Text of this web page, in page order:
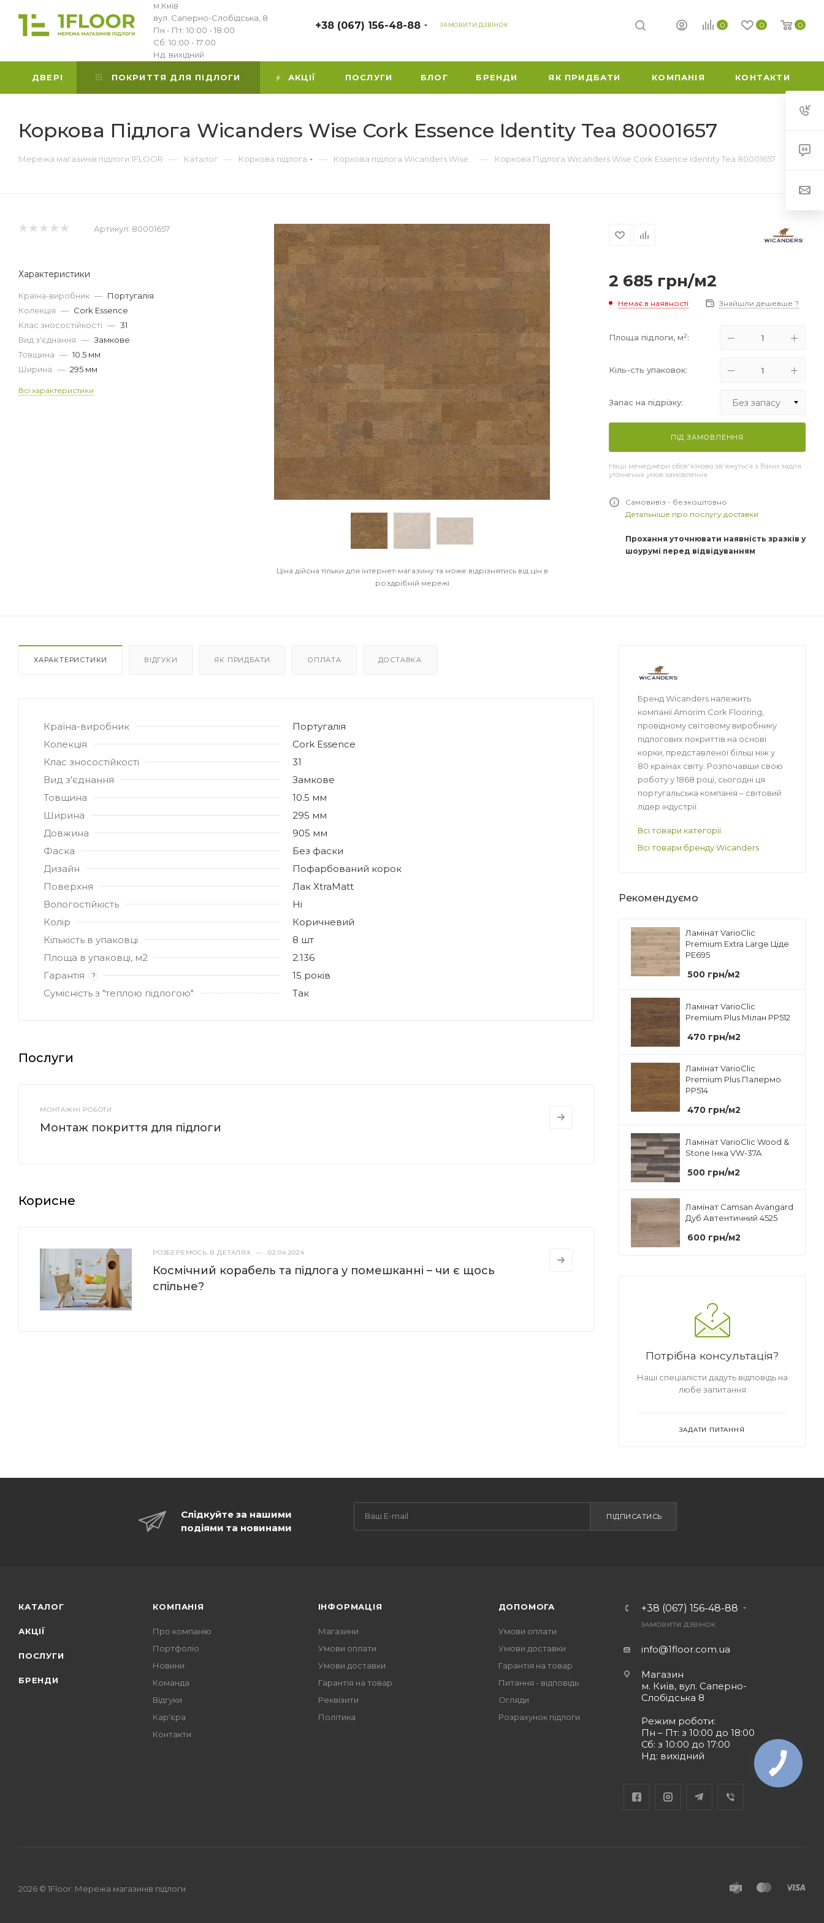
м.Київ
вул. Саперно-Слобідська, 8
Пн - Пт: 10:00 - 18:00
Сб: 10:00 - 17:00
Нд: вихідний
+38 (067) 156-48-88 ЗАМОВИТИ ДЗВІНОК 0 0 0
ДВЕРІ ПОКРИТТЯ ДЛЯ ПІДЛОГИ АКЦІЇ ПОСЛУГИ БЛОГ БРЕНДИ ЯК ПРИДБАТИ КОМПАНІЯ КОНТАКТИ
Коркова Підлога Wicanders Wise Cork Essence Identity Tea 80001657
Мережа магазинів підлоги 1FLOOR — Каталог — Коркова підлога — Коркова підлога Wicanders Wise — Коркова Підлога Wicanders Wise Cork Essence Identity Tea 80001657
Ціна дійсна тільки для інтернет-магазину та може відрізнятись від цін в
роздрібній мережі
Артикул: 80001657
Характеристики
Країна-виробник — Португалія
Колекція — Cork Essence
Клас зносостійкості — 31
Вид з'єднання — Замкове
Товщина — 10.5 мм
Ширина — 295 мм
Всі характеристики
2 685 грн/м2
Немає в наявності Знайшли дешевше ?
Площа підлоги, м2:
Кіль-сть упаковок:
Запас на підрізку: Без запасу
+10%
ПІД ЗАМОВЛЕННЯ
Наші менеджери обов'язково зв'яжуться з Вами задля
уточнення умов замовлення
Самовивіз - безкоштовно
Детальніше про послугу доставки
Прохання уточнювати наявність зразків у
шоурумі перед відвідуванням
ХАРАКТЕРИСТИКИ ВІДГУКИ ЯК ПРИДБАТИ ОПЛАТА ДОСТАВКА
Країна-виробник
Португалія
Колекція
Cork Essence
Клас зносостійкості
31
Вид з'єднання
Замкове
Товщина
10.5 мм
Ширина
295 мм
Довжина
905 мм
Фаска
Без фаски
Дизайн
Пофарбований корок
Поверхня
Лак XtraMatt
Вологостійкість
Ні
Колір
Коричневий
Кількість в упаковці
8 шт
Площа в упаковці, м2
2.136
Гарантія
?
15 років
Сумісність з "теплою підлогою"
Так
Послуги
МОНТАЖНІ РОБОТИ
Монтаж покриття для підлоги
Корисне
РОЗБЕРЕМОСЬ В ДЕТАЛЯХ — 02.04.2024
Космічний корабель та підлога у помешканні – чи є щось
спільне?
Бренд Wicanders належить
компанії Amorim Cork Flooring,
провідному світовому виробнику
підлогових покриттів на основі
корки, представленої більш ніж у
80 країнах світу. Розпочавши свою
роботу у 1868 році, сьогодні ця
португальська компанія – світовий
лідер індустрії.
Всі товари категорії
Всі товари бренду Wicanders
Рекомендуємо
Ламінат VarioClic
Premium Extra Large Ціде
PE695
500 грн/м2
Ламінат VarioClic
Premium Plus Мілан PP512
470 грн/м2
Ламінат VarioClic
Premium Plus Палермо
PP514
470 грн/м2
Ламінат VarioClic Wood &
Stone Інка VW-37A
500 грн/м2
Ламінат Camsan Avangard
Дуб Автентичний 4525
600 грн/м2
Потрібна консультація?
Наші спеціалісти дадуть відповідь на
любе запитання
ЗАДАТИ ПИТАННЯ
Слідкуйте за нашими
подіями та новинами
ПІДПИСАТИСЬ
КАТАЛОГ
АКЦІЇ
ПОСЛУГИ
БРЕНДИ
КОМПАНІЯ
Про компанію
Портфоліо
Новини
Команда
Відгуки
Кар'єра
Контакти
ІНФОРМАЦІЯ
Магазини
Умови оплати
Умови доставки
Гарантія на товар
Реквізити
Політика
ДОПОМОГА
Умови оплати
Умови доставки
Гарантія на товар
Питання - відповідь
Огляди
Розрахунок підлоги
+38 (067) 156-48-88
ЗАМОВИТИ ДЗВІНОК
info@1floor.com.ua
Магазин
м. Київ, вул. Саперно-
Слобідська 8
Режим роботи:
Пн – Пт: з 10:00 до 18:00
Сб: з 10:00 до 17:00
Нд: вихідний
2026 © 1Floor: Мережа магазинів підлоги